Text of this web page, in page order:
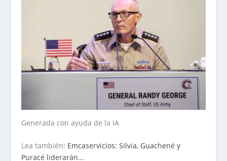
Generada con ayuda de la IA
Lea también: Emcaservicios: Silvia, Guachené y
Puracé liderarán…